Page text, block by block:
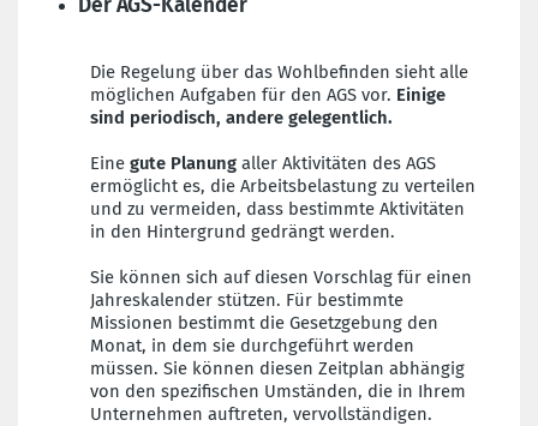
Der AGS-Kalender
Die Regelung über das Wohlbefinden sieht alle
möglichen Aufgaben für den AGS vor. Einige
sind periodisch, andere gelegentlich.
Eine gute Planung aller Aktivitäten des AGS
ermöglicht es, die Arbeitsbelastung zu verteilen
und zu vermeiden, dass bestimmte Aktivitäten
in den Hintergrund gedrängt werden.
Sie können sich auf diesen Vorschlag für einen
Jahreskalender stützen. Für bestimmte
Missionen bestimmt die Gesetzgebung den
Monat, in dem sie durchgeführt werden
müssen. Sie können diesen Zeitplan abhängig
von den spezifischen Umständen, die in Ihrem
Unternehmen auftreten, vervollständigen.